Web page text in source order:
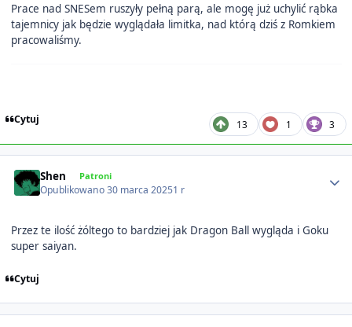
Prace nad SNESem ruszyły pełną parą, ale mogę już uchylić rąbka
tajemnicy jak będzie wyglądała limitka, nad którą dziś z Romkiem
pracowaliśmy.
Cytuj 13 1 3
Shen Patroni
Opublikowano30 marca 20251 r
Przez te ilość żóltego to bardziej jak Dragon Ball wygląda i Goku
super saiyan.
Cytuj